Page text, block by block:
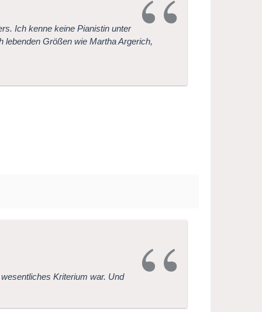
Ich kenne keine Pianistin unter
lebenden Größen wie Martha Argerich,
Kriterium war. Und